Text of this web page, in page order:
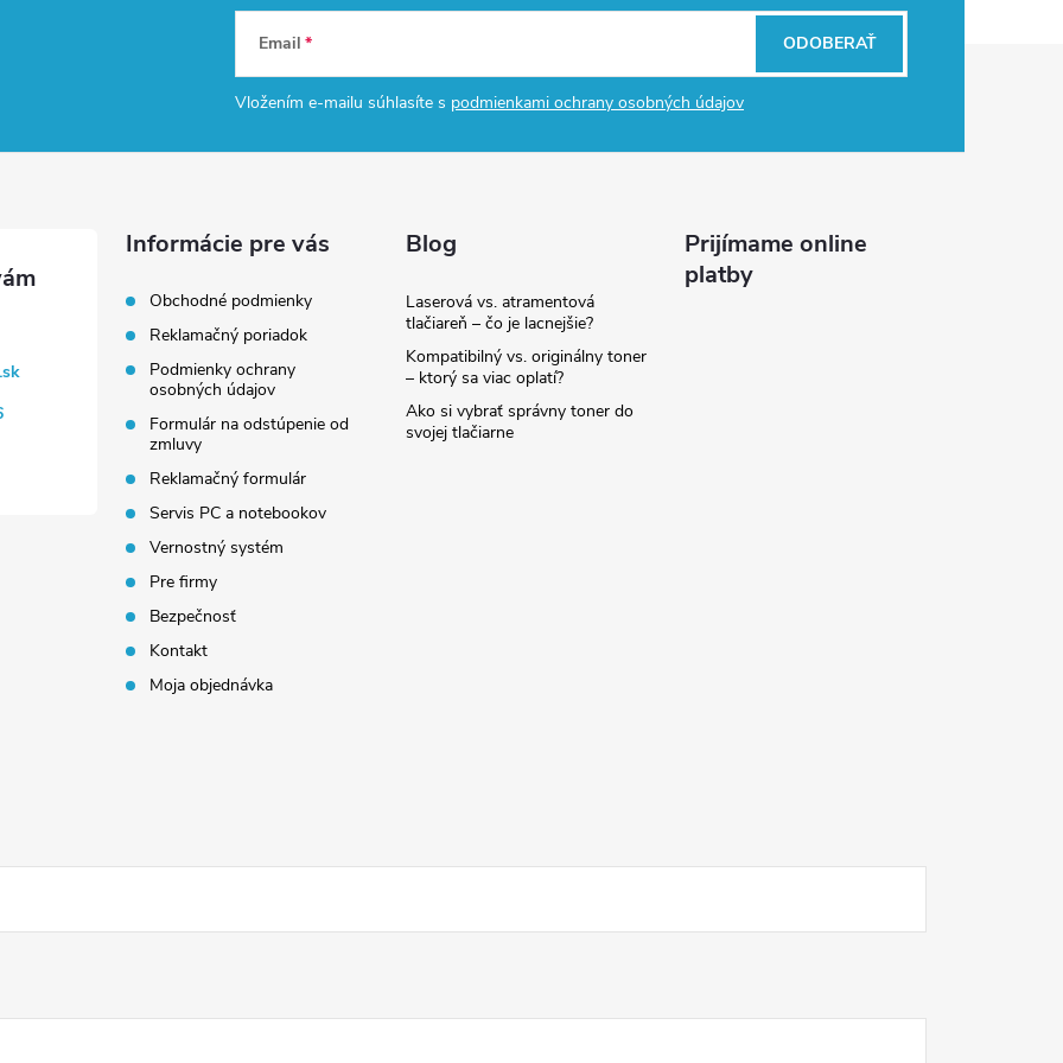
Email
Vložením e-mailu súhlasíte s podmienkami ochrany osobných údajov
ODOBERAŤ
Informácie pre vás
Obchodné podmienky
Reklamačný poriadok
Podmienky ochrany
osobných údajov
Formulár na odstúpenie od
zmluvy
Reklamačný formulár
Servis PC a notebookov
Vernostný systém
Pre firmy
Bezpečnosť
Kontakt
Moja objednávka
Blog
Laserová vs. atramentová
tlačiareň – čo je lacnejšie?
Kompatibilný vs. originálny toner
– ktorý sa viac oplatí?
Ako si vybrať správny toner do
svojej tlačiarne
Prijímame online
platby